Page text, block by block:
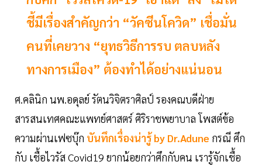
ชี้มีเรื่องสำคัญกว่า “วัคซีนโควิด” เชื่อมั่น
คนที่เคยวาง “ยุทธวิธีการรบ ตลบหลัง
ทางการเมือง” ต้องทำได้อย่างแน่นอน
ศ.คลินิก​ นพ.อดุลย์ รัตนวิจิตราศิลป์ รองคณบดี​ฝ่าย
สารสนเทศ​คณะแพทย์ศาสตร์ ศิริราชพยาบาล โพสต์ข้อ
ความผ่านเฟซบุ๊ก บันทึกเรื่องน่ารู้ by Dr.Adune กรณี ศึก
กับ เชื้อไวรัส Covid19 ยากน้อยกว่าศึกกับคน เรารู้จักเชื้อ